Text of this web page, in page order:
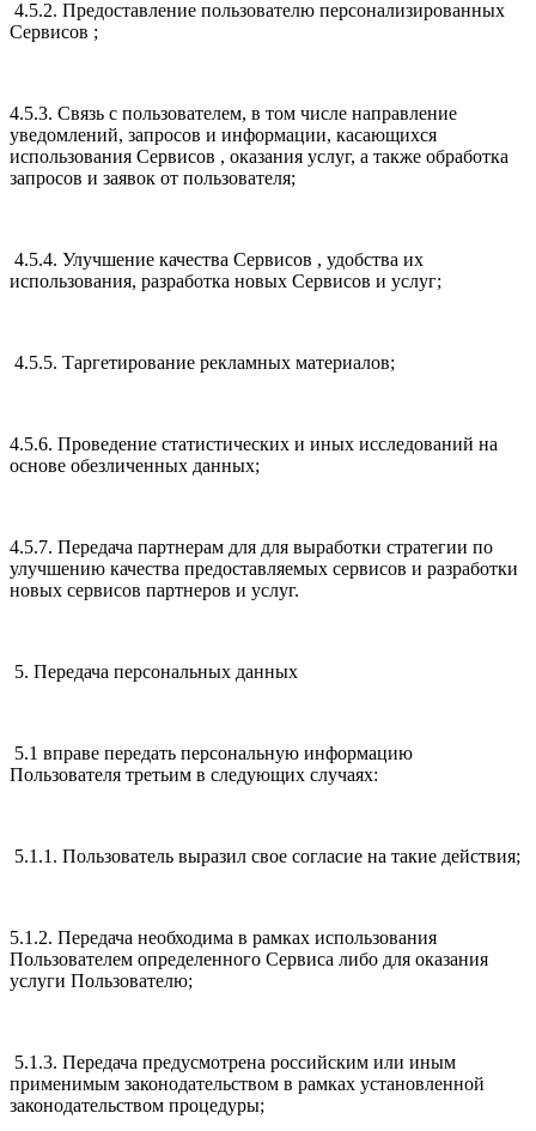
4.5.2. Предоставление пользователю персонализированных
Сервисов ;
4.5.3. Связь с пользователем, в том числе направление
уведомлений, запросов и информации, касающихся
использования Сервисов , оказания услуг, а также обработка
запросов и заявок от пользователя;
4.5.4. Улучшение качества Сервисов , удобства их
использования, разработка новых Сервисов и услуг;
4.5.5. Таргетирование рекламных материалов;
4.5.6. Проведение статистических и иных исследований на
основе обезличенных данных;
4.5.7. Передача партнерам для для выработки стратегии по
улучшению качества предоставляемых сервисов и разработки
новых сервисов партнеров и услуг.
5. Передача персональных данных
5.1 вправе передать персональную информацию
Пользователя третьим в следующих случаях:
5.1.1. Пользователь выразил свое согласие на такие действия;
5.1.2. Передача необходима в рамках использования
Пользователем определенного Сервиса либо для оказания
услуги Пользователю;
5.1.3. Передача предусмотрена российским или иным
применимым законодательством в рамках установленной
законодательством процедуры;